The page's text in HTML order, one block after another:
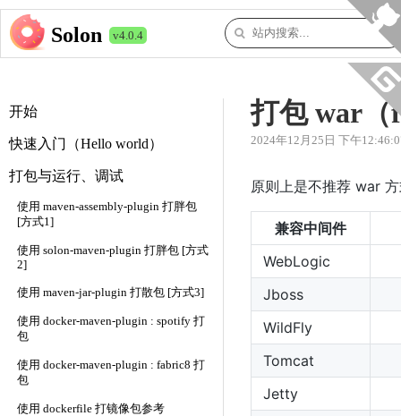
Solon v4.0.4
开始
快速入门（Hello world）
打包与运行、调试
使用 maven-assembly-plugin 打胖包
[方式1]
使用 solon-maven-plugin 打胖包 [方式
2]
使用 maven-jar-plugin 打散包 [方式3]
使用 docker-maven-plugin : spotify 打
包
使用 docker-maven-plugin : fabric8 打
包
使用 dockerfile 打镜像包参考
打包 war（
2024年12月25日 下午
原则上是不推荐 war
兼容中间件
WebLogic
Jboss
WildFly
Tomcat
Jetty